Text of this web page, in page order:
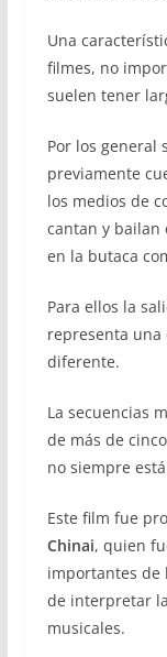
Una
filmes, no
suelen tener
Por los general
previamente
los medios de
cantan y bailan
en la butaca
Para ellos la
representa una
diferente.
La secuencias
de más de
no siempre
Este film fue
Chinai, quien
importantes de
de interpretar
musicales.